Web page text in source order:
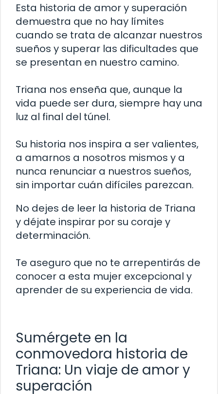
Esta historia de amor y superación
demuestra que no hay límites
cuando se trata de alcanzar nuestros
sueños y superar las dificultades que
se presentan en nuestro camino.
Triana nos enseña que, aunque la
vida puede ser dura, siempre hay una
luz al final del túnel.
Su historia nos inspira a ser valientes,
a amarnos a nosotros mismos y a
nunca renunciar a nuestros sueños,
sin importar cuán difíciles parezcan.
No dejes de leer la historia de Triana
y déjate inspirar por su coraje y
determinación.
Te aseguro que no te arrepentirás de
conocer a esta mujer excepcional y
aprender de su experiencia de vida.
Sumérgete en la
conmovedora historia de
Triana: Un viaje de amor y
superación